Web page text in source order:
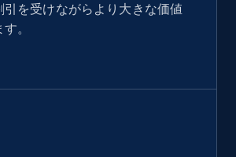
1.3K+ 今すぐ購入
Use url, Title, Headline, Post
and more.
引を受けながらより大きな価値
。